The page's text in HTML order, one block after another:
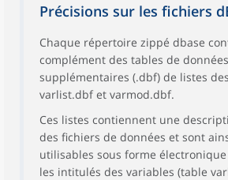
Précisions sur les fichiers
Chaque répertoire zippé dbase
complément des tables de
supplémentaires (.dbf) de listes
varlist.dbf et varmod.dbf.
Ces listes contiennent une
des fichiers de données et sont
utilisables sous forme
les intitulés des variables (table